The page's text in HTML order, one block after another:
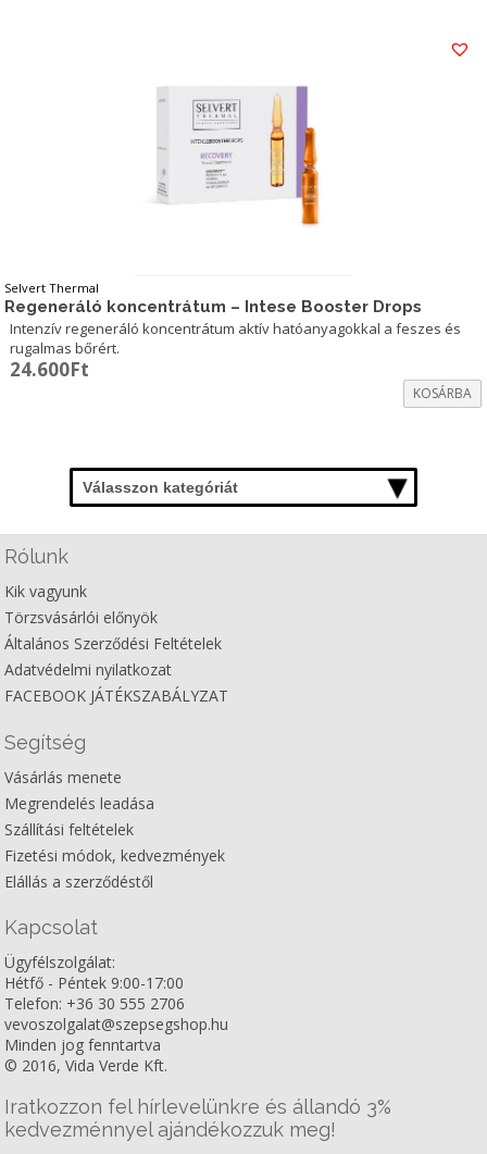
Selvert Thermal
Regeneráló koncentrátum – Intese Booster Drops
Intenzív regeneráló koncentrátum aktív hatóanyagokkal a feszes és
rugalmas bőrért.
24.600Ft
KOSÁRBA
Válasszon kategóriát
Rólunk
Kik vagyunk
Törzsvásárlói előnyök
Általános Szerződési Feltételek
Adatvédelmi nyilatkozat
FACEBOOK JÁTÉKSZABÁLYZAT
Segítség
Vásárlás menete
Megrendelés leadása
Szállítási feltételek
Fizetési módok, kedvezmények
Elállás a szerződéstől
Kapcsolat
Ügyfélszolgálat:
Hétfő - Péntek 9:00-17:00
Telefon: +36 30 555 2706
vevoszolgalat@szepsegshop.hu
Minden jog fenntartva
© 2016, Vida Verde Kft.
Iratkozzon fel hírlevelünkre és állandó 3%
kedvezménnyel ajándékozzuk meg!